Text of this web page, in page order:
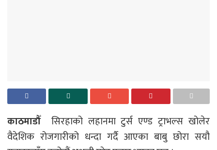
काठमाडौँ
सिरहाको लहानमा टुर्स एण्ड ट्राभल्स खोलेर
वैदेशिक रोजगारीको धन्दा गर्दै आएका बाबु छोरा सयौ